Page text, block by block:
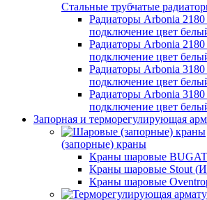
Стальные трубчатые
Радиаторы Arbonia 2180
подключение цвет
Радиаторы Arbonia
подключение цвет
Радиаторы Arbonia 3180
подключение цвет
Радиаторы Arbonia
подключение цвет
Запорная и терморегулирующая
(запорные) краны
Краны шаровые
Краны шаровые Stout
Краны шаровые